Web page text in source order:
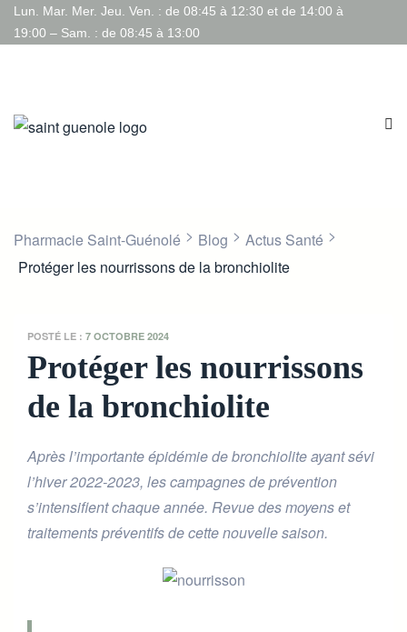
Lun. Mar. Mer. Jeu. Ven. : de 08:45 à 12:30 et de 14:00 à
19:00 – Sam. : de 08:45 à 13:00
Pharmacie Saint-Guénolé > Blog > Actus Santé >
Protéger les nourrissons de la bronchiolite
POSTÉ LE : 7 OCTOBRE 2024
Protéger les nourrissons
de la bronchiolite
Après l’importante épidémie de bronchiolite ayant sévi
l’hiver 2022-2023, les campagnes de prévention
s’intensifient chaque année. Revue des moyens et
traitements préventifs de cette nouvelle saison.